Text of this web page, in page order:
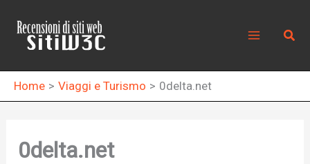
contenuto
Home Viaggi e Turismo 0delta.net
0delta.net